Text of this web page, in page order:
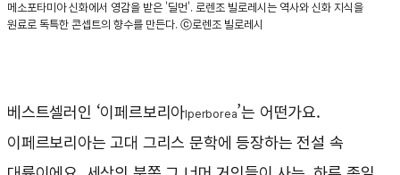
메소포타미아 신화에서 영감을 받은 '딜먼'. 로렌조 빌로레시는 역사와 신화 지식을
원료로 독특한 콘셉트의 향수를 만든다. ⓒ로렌조 빌로레시
베스트셀러인 ‘이페르보리아Iperborea’는 어떤가요.
이페르보리아는 고대 그리스 문학에 등장하는 전설 속